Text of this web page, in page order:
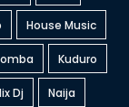
House Music
Kuduro
Dj Naija